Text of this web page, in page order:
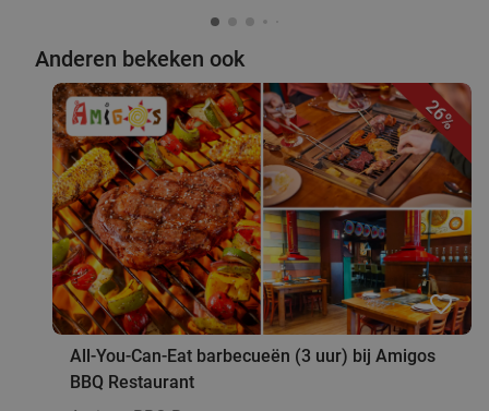
Anderen bekeken ook
26%
favorite_border
All-You-Can-Eat barbecueën (3 uur) bij Amigos
BBQ Restaurant